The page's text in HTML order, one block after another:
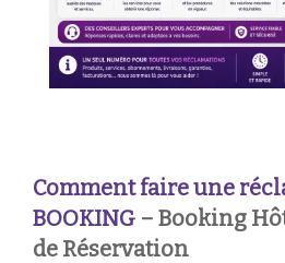
Comment faire une
BOOKING – Booking
de Réservation